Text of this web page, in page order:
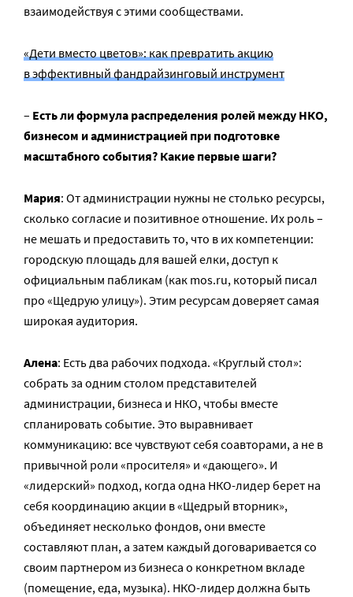
взаимодействуя с этими сообществами.
«Дети вместо цветов»: как превратить акцию
в эффективный фандрайзинговый инструмент
– Есть ли формула распределения ролей между НКО,
бизнесом и администрацией при подготовке
масштабного события? Какие первые шаги?
Мария: От администрации нужны не столько ресурсы,
сколько согласие и позитивное отношение. Их роль –
не мешать и предоставить то, что в их компетенции:
городскую площадь для вашей елки, доступ к
официальным пабликам (как mos.ru, который писал
про «Щедрую улицу»). Этим ресурсам доверяет самая
широкая аудитория.
Алена: Есть два рабочих подхода. «Круглый стол»:
собрать за одним столом представителей
администрации, бизнеса и НКО, чтобы вместе
спланировать событие. Это выравнивает
коммуникацию: все чувствуют себя соавторами, а не в
привычной роли «просителя» и «дающего». И
«лидерский» подход, когда одна НКО-лидер берет на
себя координацию акции в «Щедрый вторник»,
объединяет несколько фондов, они вместе
составляют план, а затем каждый договаривается со
своим партнером из бизнеса о конкретном вкладе
(помещение, еда, музыка). НКО-лидер должна быть